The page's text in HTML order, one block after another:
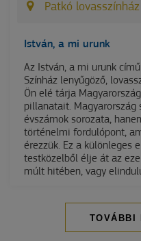
Patkó lovasszínház
István, a mi urunk
Az István, a mi urunk
Színház lenyűgöző,
Ön elé tárja
pillanatait. Magyarország
évszámok sorozata,
történelmi fordulópont,
érezzük. Ez a különleges
testközelből élje át az
múlt hitében, vagy
TOVÁBBI